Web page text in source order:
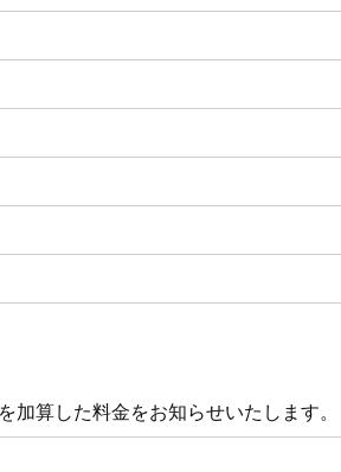
算した料金をお知らせいたします。